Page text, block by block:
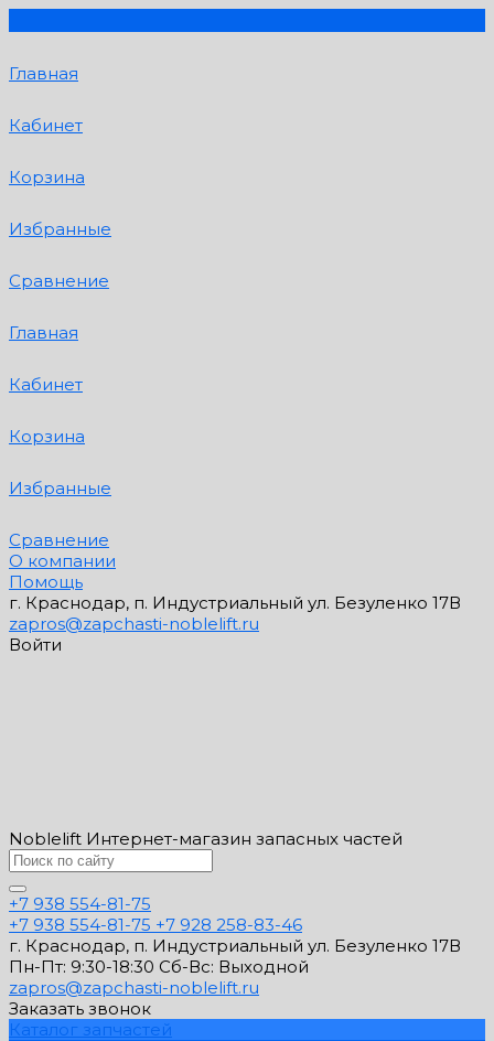
Главная
Кабинет
Корзина
Избранные
Сравнение
Главная
Кабинет
Корзина
Избранные
Сравнение
О компании
Помощь
г. Краснодар, п. Индустриальный ул. Безуленко 17В
zapros@zapchasti-noblelift.ru
Войти
Noblelift Интернет-магазин запасных частей
+7 938 554-81-75
+7 938 554-81-75 +7 928 258-83-46
г. Краснодар, п. Индустриальный ул. Безуленко 17В
Пн-Пт: 9:30-18:30 Cб-Вс: Выходной
zapros@zapchasti-noblelift.ru
Заказать звонок
Каталог запчастей